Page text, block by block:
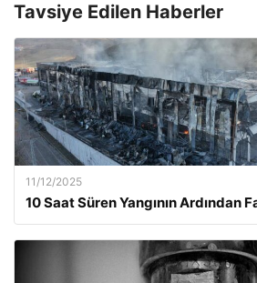
Tavsiye Edilen Haberler
11/12/2025
10 Saat Süren Yangının Ardından